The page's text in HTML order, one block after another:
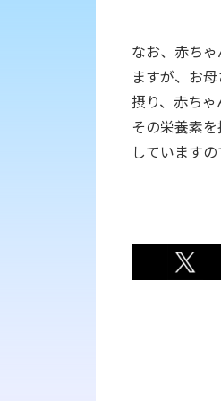
なお、赤ち
ますが、お
摂り、赤ちゃ
その栄養素
しています